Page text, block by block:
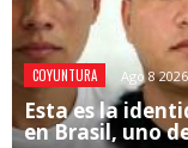
COYUNTURA Ago 8 2026
Esta es la
en Brasil, uno